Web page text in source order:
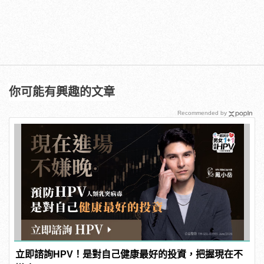
你可能有興趣的文章
立即諮詢HPV！是對自己健康最好的投資，把握現在不
Recommended by